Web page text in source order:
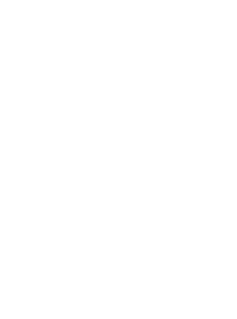
风空调电控柜能耗子系